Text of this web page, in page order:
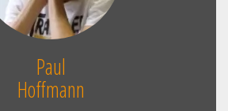
Paul
Hoffmann